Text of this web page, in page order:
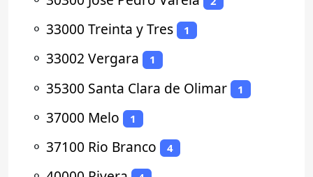
⚬ 33000 Treinta y Tres 1
⚬ 33002 Vergara 1
⚬ 35300 Santa Clara de Olimar 1
⚬ 37000 Melo 1
⚬ 37100 Rio Branco 4